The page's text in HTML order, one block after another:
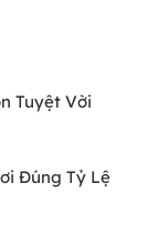
Tuyệt Vời
Đúng Tỷ Lệ